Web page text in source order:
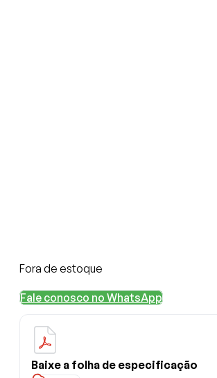
Fora de estoque
Fale conosco no WhatsApp
Baixe a folha de especificação